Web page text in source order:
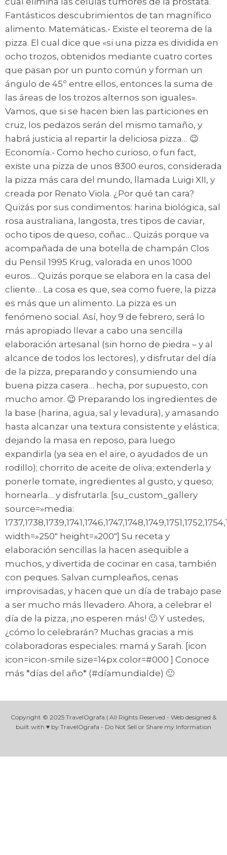
Fantásticos descubrimientos de tan magnífico
alimento. Matemáticas.- Existe el teorema de la
pizza. El cual dice que «si una pizza es dividida en
ocho trozos, obtenidos mediante cuatro cortes
que pasan por un punto común y forman un
ángulo de 45º entre ellos, entonces la suma de
las áreas de los trozos alternos son iguales».
Vamos, que si se hacen bien las particiones en
cruz, los pedazos serán del mismo tamaño, y
habrá justicia al repartir la deliciosa pizza… 😉
Economía.- Como hecho curioso, o fun fact,
existe una pizza de unos 8300 euros, considerada
la pizza más cara del mundo, llamada Luigi XII, y
creada por Renato Viola. ¿Por qué tan cara?
Quizás por sus condimentos: harina biológica, sal
rosa australiana, langosta, tres tipos de caviar,
ocho tipos de queso, coñac… Quizás porque va
acompañada de una botella de champán Clos
du Pensil 1995 Krug, valorada en unos 1000
euros… Quizás porque se elabora en la casa del
cliente… La cosa es que, sea como fuere, la pizza
es más que un alimento. La pizza es un
fenómeno social. Así, hoy 9 de febrero, será lo
más apropiado llevar a cabo una sencilla
elaboración artesanal (sin horno de piedra – y al
alcance de todos los lectores), y disfrutar del día
de la pizza, preparando y consumiendo una
buena pizza casera… hecha, por supuesto, con
mucho amor. 😉 Preparando los ingredientes de
la base (harina, agua, sal y levadura), y amasando
hasta alcanzar una textura consistente y elástica;
dejando la masa en reposo, para luego
expandirla (ya sea en el aire, o ayudados de un
rodillo); chorrito de aceite de oliva; extenderla y
ponerle tomate, ingredientes al gusto, y queso;
hornearla… y disfrutarla. [su_custom_gallery
source=»media:
width=»250″ height=»200″] Su receta y
elaboración sencillas la hacen asequible a
muchos, y divertida de cocinar en casa, también
con peques. Salvan cumpleaños, cenas
improvisadas, y hacen que un día de trabajo pase
a ser mucho más llevadero. Ahora, a celebrar el
día de la pizza, ¡no esperen más! 🙂 Y ustedes,
¿cómo lo celebrarán? Muchas gracias a mis
colaboradoras especiales: mamá y Sarah. [icon
icon=icon-smile size=14px color=#000 ] Conoce
más *días del año* (#díamundialde) 🙂
Copyright © 2025 TravelOgrafa | All Rights Reserved - Web designed &
built with ♥ by TravelOgrafa - Do Not Sell or Share my Information